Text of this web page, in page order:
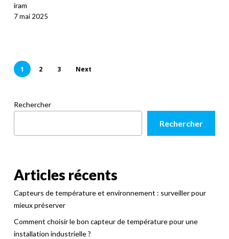
iram
7 mai 2025
1 2 3 Next
Rechercher
Rechercher
Articles récents
Capteurs de température et environnement : surveiller pour
mieux préserver
Comment choisir le bon capteur de température pour une
installation industrielle ?